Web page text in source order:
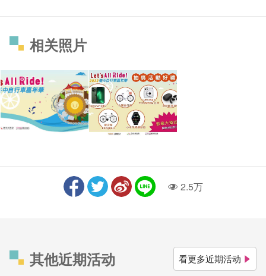
相关照片
人气2.5万
其他近期活动 看更多近期活动